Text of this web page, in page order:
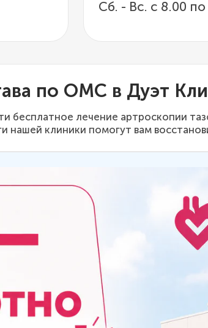
Сб. - Вс. с 8.00 по
по ОМС в Дуэт
бесплатное лечение артроскопии
клиники помогут вам